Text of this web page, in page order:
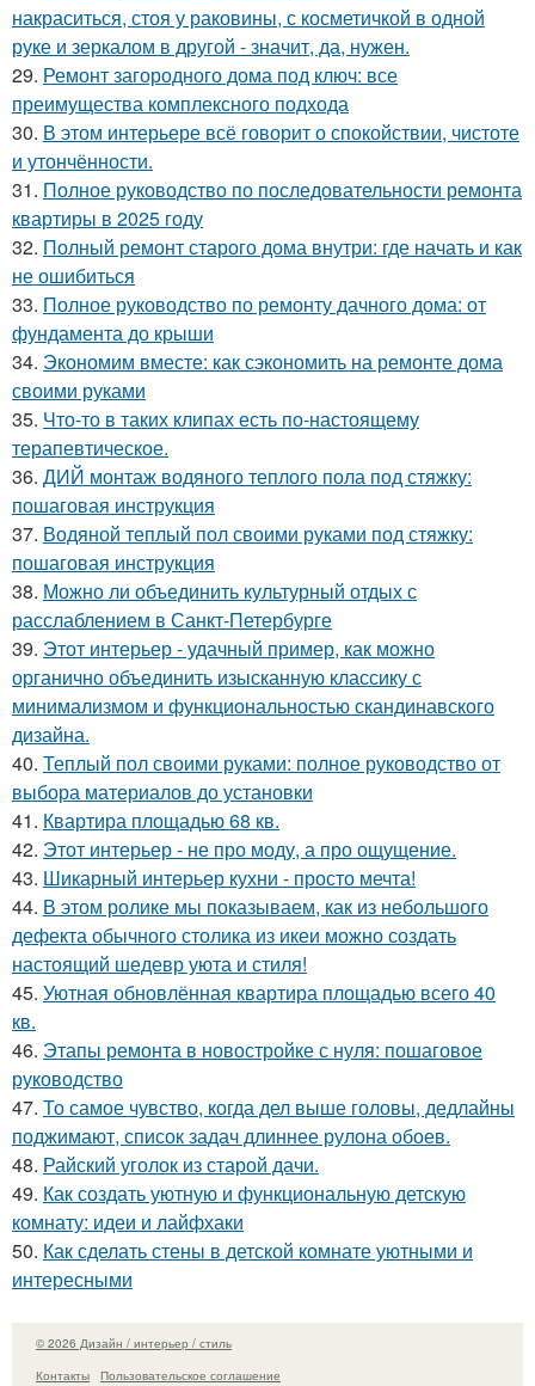
накраситься, стоя у раковины, с косметичкой в одной
руке и зеркалом в другой - значит, да, нужен.
29. Ремонт загородного дома под ключ: все
преимущества комплексного подхода
30. В этом интерьере всё говорит о спокойствии, чистоте
и утончённости.
31. Полное руководство по последовательности ремонта
квартиры в 2025 году
32. Полный ремонт старого дома внутри: где начать и как
не ошибиться
33. Полное руководство по ремонту дачного дома: от
фундамента до крыши
34. Экономим вместе: как сэкономить на ремонте дома
своими руками
35. Что-то в таких клипах есть по-настоящему
терапевтическое.
36. ДИЙ монтаж водяного теплого пола под стяжку:
пошаговая инструкция
37. Водяной теплый пол своими руками под стяжку:
пошаговая инструкция
38. Можно ли объединить культурный отдых с
расслаблением в Санкт-Петербурге
39. Этот интерьер - удачный пример, как можно
органично объединить изысканную классику с
минимализмом и функциональностью скандинавского
дизайна.
40. Теплый пол своими руками: полное руководство от
выбора материалов до установки
41. Квартира площадью 68 кв.
42. Этот интерьер - не про моду, а про ощущение.
43. Шикарный интерьер кухни - просто мечта!
44. В этом ролике мы показываем, как из небольшого
дефекта обычного столика из икеи можно создать
настоящий шедевр уюта и стиля!
45. Уютная обновлённая квартира площадью всего 40
кв.
46. Этапы ремонта в новостройке с нуля: пошаговое
руководство
47. То самое чувство, когда дел выше головы, дедлайны
поджимают, список задач длиннее рулона обоев.
48. Райский уголок из старой дачи.
49. Как создать уютную и функциональную детскую
комнату: идеи и лайфхаки
50. Как сделать стены в детской комнате уютными и
интересными
© 2026 Дизайн / интерьер / стиль
Контакты
Пользовательское соглашение